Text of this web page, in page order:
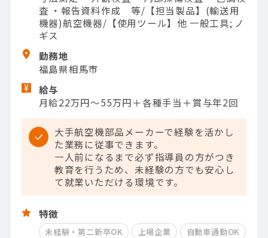
査 ・報告資料作成 等/【担当製品】(輸送用
機器)航空機器/【使用ツール】他 一般工具; ノ
ギス
勤務地
福島県相馬市
給与
月給22万円～55万円＋各種手当＋賞与年2回
大手航空機部品メーカーで経験を活かし
た業務に従事できます。
一人前になるまで必ず指導員の方がつき
教育を行うため、未経験の方でも安心し
て就業いただける環境です。
特徴
未経験・第二新卒OK 上場企業 自動車通勤OK